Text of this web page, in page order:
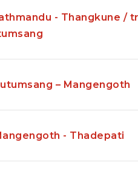
door een porter.
wilt maken met de
van de hoogste
Februari-Juni
- Thangkune /
– Mangengoth
- Thadepati